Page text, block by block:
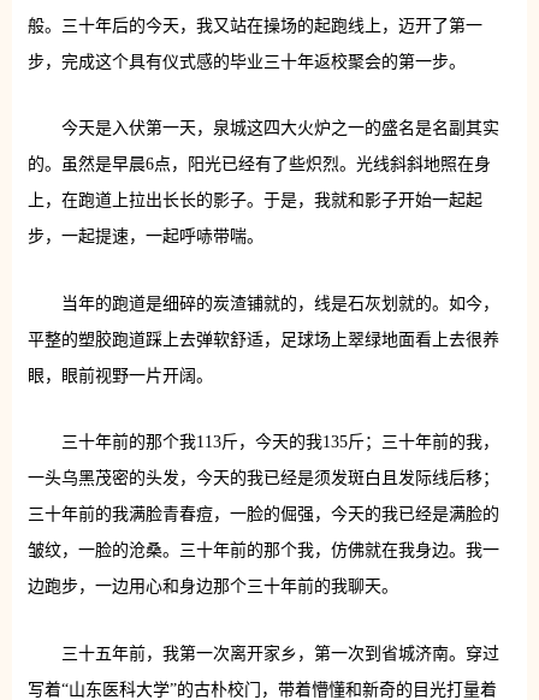
般。三十年后的今天，我又站在操场的起跑线上，迈开了第一
步，完成这个具有仪式感的毕业三十年返校聚会的第一步。
今天是入伏第一天，泉城这四大火炉之一的盛名是名副其实
的。虽然是早晨6点，阳光已经有了些炽烈。光线斜斜地照在身
上，在跑道上拉出长长的影子。于是，我就和影子开始一起起
步，一起提速，一起呼哧带喘。
当年的跑道是细碎的炭渣铺就的，线是石灰划就的。如今，
平整的塑胶跑道踩上去弹软舒适，足球场上翠绿地面看上去很养
眼，眼前视野一片开阔。
三十年前的那个我113斤，今天的我135斤；三十年前的我，
一头乌黑茂密的头发，今天的我已经是须发斑白且发际线后移；
三十年前的我满脸青春痘，一脸的倔强，今天的我已经是满脸的
皱纹，一脸的沧桑。三十年前的那个我，仿佛就在我身边。我一
边跑步，一边用心和身边那个三十年前的我聊天。
三十五年前，我第一次离开家乡，第一次到省城济南。穿过
写着“山东医科大学”的古朴校门，带着懵懂和新奇的目光打量着